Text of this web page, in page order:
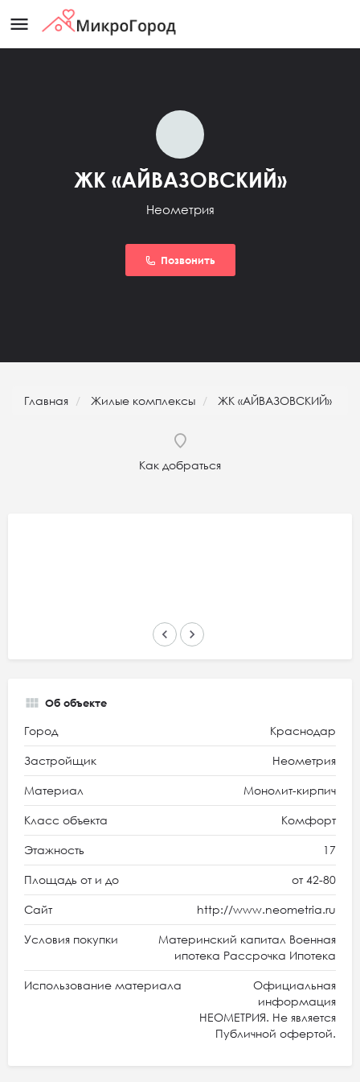
menu
ЖК «АЙВАЗОВСКИЙ»
Неометрия
Позвонить
Главная Жилые комплексы ЖК «АЙВАЗОВСКИЙ»
Как добраться
keyboard_arrow_left keyboard_arrow_right
Об объекте
Город Краснодар
Застройщик Неометрия
Материал Монолит-кирпич
Класс объекта Комфорт
Этажность 17
Площадь от и до от 42-80
Сайт http://www.neometria.ru
Условия покупки
Материнский капитал Военная
ипотека Рассрочка Ипотека
Использование материала
Официальная
информация
НЕОМЕТРИЯ. Не является
Публичной офертой.